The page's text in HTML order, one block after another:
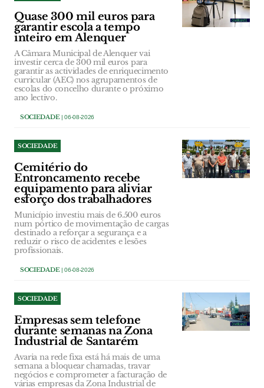
Quase 300 mil euros para
garantir escola a tempo
inteiro em Alenquer
A Câmara Municipal de Alenquer vai
investir cerca de 300 mil euros para
garantir as actividades de enriquecimento
curricular (AEC) nos agrupamentos de
escolas do concelho durante o próximo
ano lectivo.
SOCIEDADE| 06-08-2026
SOCIEDADE
Cemitério do
Entroncamento recebe
equipamento para aliviar
esforço dos trabalhadores
Município investiu mais de 6.500 euros
num pórtico de movimentação de cargas
destinado a reforçar a segurança e a
reduzir o risco de acidentes e lesões
profissionais.
SOCIEDADE| 06-08-2026
SOCIEDADE
Empresas sem telefone
durante semanas na Zona
Industrial de Santarém
Avaria na rede fixa está há mais de uma
semana a bloquear chamadas, travar
negócios e comprometer a facturação de
várias empresas da Zona Industrial de